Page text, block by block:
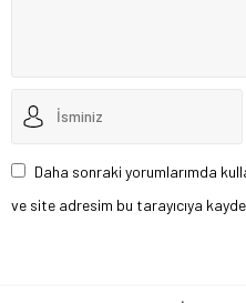
Daha sonraki yorumlarımda
ve site adresim bu tarayıcıya